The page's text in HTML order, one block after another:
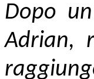
Dopo
Adrian,